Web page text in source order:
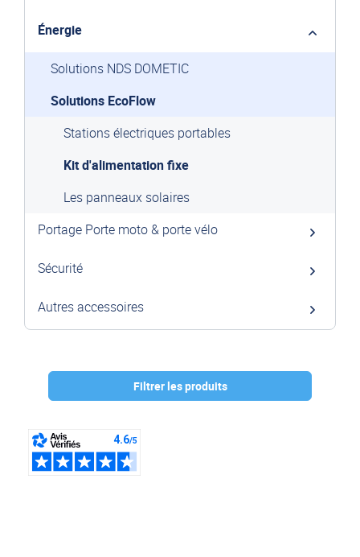
Filtrer les produits
ECOFLOW (6)
Énergie
Solutions NDS DOMETIC
Solutions EcoFlow
Stations électriques portables
Kit d'alimentation fixe
Les panneaux solaires
Portage Porte moto & porte vélo
Sécurité
Autres accessoires